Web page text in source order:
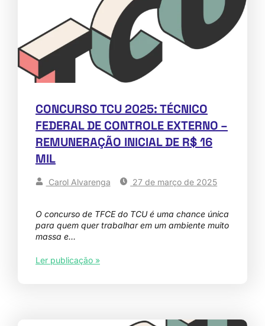
CONCURSO TCU 2025: TÉCNICO
FEDERAL DE CONTROLE EXTERNO –
REMUNERAÇÃO INICIAL DE R$ 16
MIL
Carol Alvarenga 27 de março de 2025
O concurso de TFCE do TCU é uma chance única
para quem quer trabalhar em um ambiente muito
massa e…
Ler publicação »